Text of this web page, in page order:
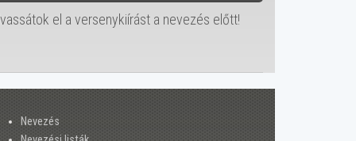
el a versenykiírást a nevezés előtt!
Nevezés